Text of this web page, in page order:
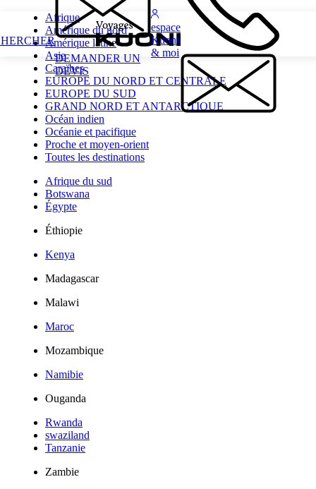
DEMANDER UN
DEVIS
espace
Kuoni
& moi
Afrique
Amérique du nord
Amérique latine
Asie
Caraïbes
EUROPE DU NORD ET CENTRALE
EUROPE DU SUD
GRAND NORD ET ANTARCTIQUE
Océan indien
Océanie et pacifique
Proche et moyen-orient
Toutes les destinations
Afrique du sud
Botswana
Égypte
Éthiopie
Kenya
Madagascar
Malawi
Maroc
Mozambique
Namibie
Ouganda
Rwanda
swaziland
Tanzanie
Zambie